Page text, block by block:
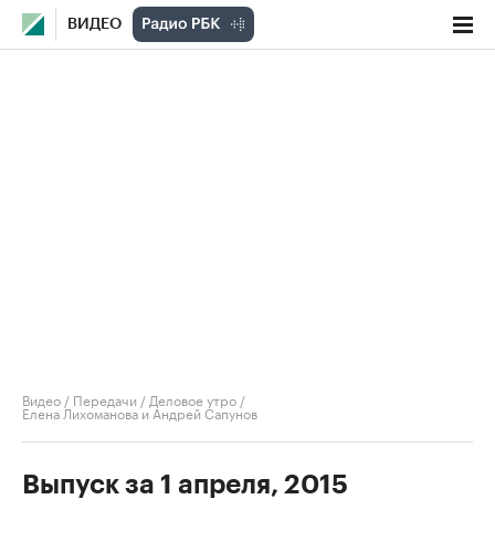
ВИДЕО
Видео / Передачи / Деловое утро /
Елена Лихоманова и Андрей Сапунов
Выпуск за 1 апреля, 2015